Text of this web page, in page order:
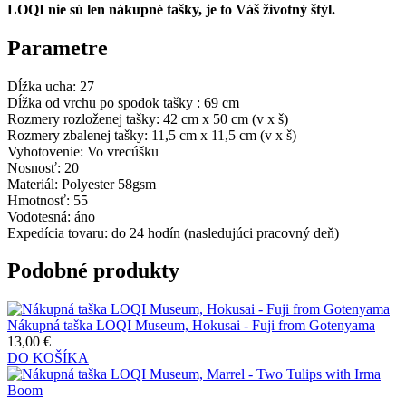
LOQI nie sú len nákupné tašky, je to Váš životný štýl.
Parametre
Dĺžka ucha: 27
Dĺžka od vrchu po spodok tašky : 69 cm
Rozmery rozloženej tašky: 42 cm x 50 cm (v x š)
Rozmery zbalenej tašky: 11,5 cm x 11,5 cm (v x š)
Vyhotovenie: Vo vrecúšku
Nosnosť: 20
Materiál: Polyester 58gsm
Hmotnosť: 55
Vodotesná: áno
Expedícia tovaru: do 24 hodín (nasledujúci pracovný deň)
Podobné produkty
Nákupná taška LOQI Museum, Hokusai - Fuji from Gotenyama
13,00 €
DO KOŠÍKA